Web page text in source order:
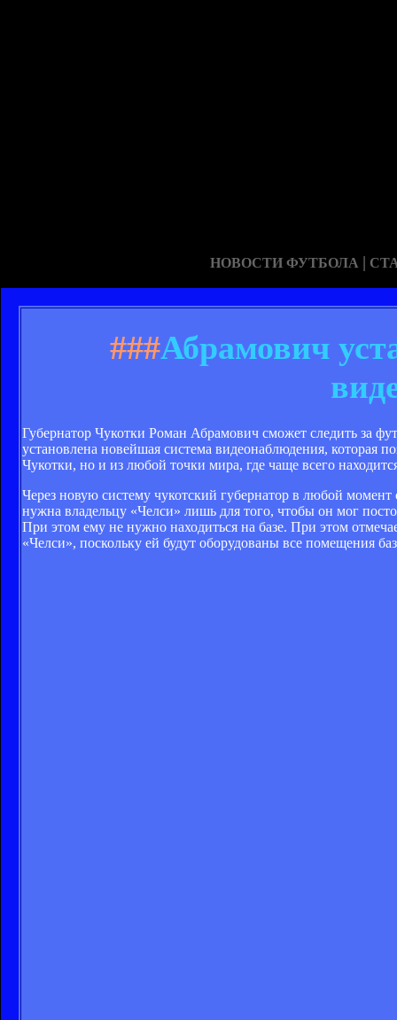
НОВОСТИ ФУТБОЛА |
###Абрамович
Губернатор Чукотки Роман Абрамович сможет следить за
установлена новейшая система видеонаблюдения, которая
Чукотки, но и из любой точки мира, где чаще всего
Через новую систему чукотский губернатор в любой
нужна владельцу «Челси» лишь для того, чтобы он мог
При этом ему не нужно находиться на базе. При этом
«Челси», поскольку ей будут оборудованы все помещения